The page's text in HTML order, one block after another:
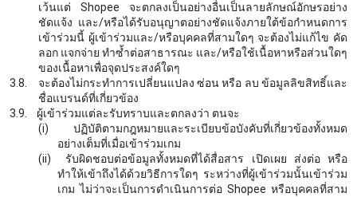
เว้นแต่ Shopee จะตกลงเป็นอย่างอื่นเป็นลายลักษณ์อักษรอย่าง
ชัดแจ้ง และ/หรือได้รับอนุญาตอย่างชัดแจ้งภายใต้ข้อกำหนดการ
เข้าร่วมนี้ ผู้เข้าร่วมและ/หรือบุคคลที่สามใดๆ จะต้องไม่แก้ไข คัด
ลอก แจกจ่าย ทำซ้ำต่อสาธารณะ และ/หรือใช้เนื้อหาหรือส่วนใดๆ
ของเนื้อหาเพื่อจุดประสงค์ใดๆ
3.8.
จะต้องไม่กระทำการเปลี่ยนแปลง ซ่อน หรือ ลบ ข้อมูลลิขสิทธิ์และ
ชื่อแบรนด์ที่เกี่ยวข้อง
3.9.
ผู้เข้าร่วมแต่ละรับทราบและตกลงว่า ตนจะ
(i)
ปฏิบัติตามกฎหมายและระเบียบข้อบังคับที่เกี่ยวข้องทั้งหมด
อย่างเต็มที่เมื่อเข้าร่วมเกม
(ii)
รับผิดชอบต่อข้อมูลทั้งหมดที่ได้สื่อสาร เปิดเผย ส่งต่อ หรือ
ทำให้เข้าถึงได้ด้วยวิธีการใดๆ ระหว่างที่ผู้เข้าร่วมนั้นเข้าร่วม
เกม ไม่ว่าจะเป็นการดำเนินการต่อ Shopee หรือบุคคลที่สาม